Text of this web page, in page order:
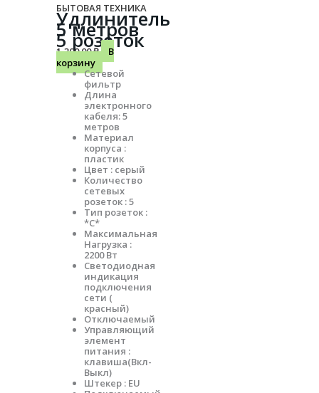
БЫТОВАЯ ТЕХНИКА
Удлинитель
5 метров
5 розеток
1,300.00₽
В
корзину
Сетевой
фильтр
Длина
электронного
кабеля: 5
метров
Материал
корпуса :
пластик
Цвет : серый
Количество
сетевых
розеток : 5
Тип розеток :
*С*
Максимальная
Нагрузка :
2200 Вт
Светодиодная
индикация
подключения
сети (
красный)
Отключаемый
Управляющий
элемент
питания :
клавиша(Вкл-
Выкл)
Штекер : EU